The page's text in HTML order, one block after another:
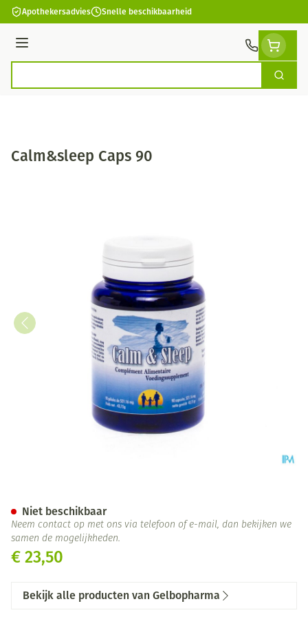
Ga naar de inhoud
Apothekersadvies Snelle beschikbaarheid
Menu
Zoek
Calm&sleep Caps 90
€ 23,50
Niet beschikbaar
Neem contact op met ons via telefoon of e-mail, dan bekijken we
samen de mogelijkheden.
Bekijk alle producten van Gelbopharma